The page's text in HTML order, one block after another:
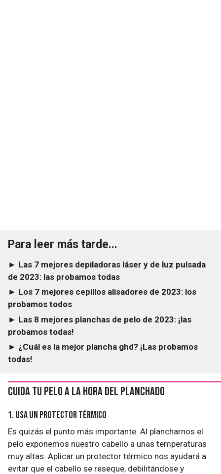
Para leer más tarde...
► Las 7 mejores depiladoras láser y de luz pulsada
de 2023: las probamos todas
► Los 7 mejores cepillos alisadores de 2023: los
probamos todos
► Las 8 mejores planchas de pelo de 2023: ¡las
probamos todas!
► ¿Cuál es la mejor plancha ghd? ¡Las probamos
todas!
Cuida tu pelo a la hora del planchado
1. Usa un protector térmico
Es quizás el punto más importante. Al plancharnos el
pelo exponemos nuestro cabello a unas temperaturas
muy altas. Aplicar un protector térmico nos ayudará a
evitar que el cabello se reseque, debilitándose y